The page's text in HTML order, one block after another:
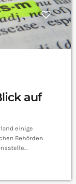
auf
einige
Behörden
insgesamt 33